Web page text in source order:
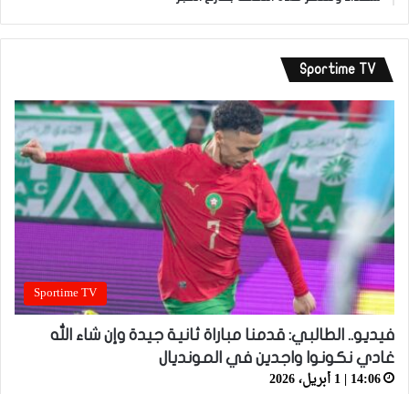
Sportime TV
Sportime TV
فيديو.. الطالبي: قدمنا مباراة ثانية جيدة وإن شاء الله
غادي نكونوا واجدين في المونديال
14:06 | 1 أبريل، 2026